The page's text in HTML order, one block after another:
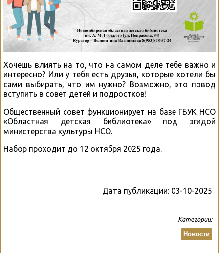
Хочешь влиять на то, что на самом деле тебе важно и
интересно? Или у тебя есть друзья, которые хотели бы
сами выбирать, что им нужно? Возможно, это повод
вступить в совет детей и подростков!
Общественный совет функционирует на базе ГБУК НСО
«Областная детская библиотека» под эгидой
министерства культуры НСО.
Набор проходит до 12 октября 2025 года.
Дата публикации: 03-10-2025
Категории:
Новости